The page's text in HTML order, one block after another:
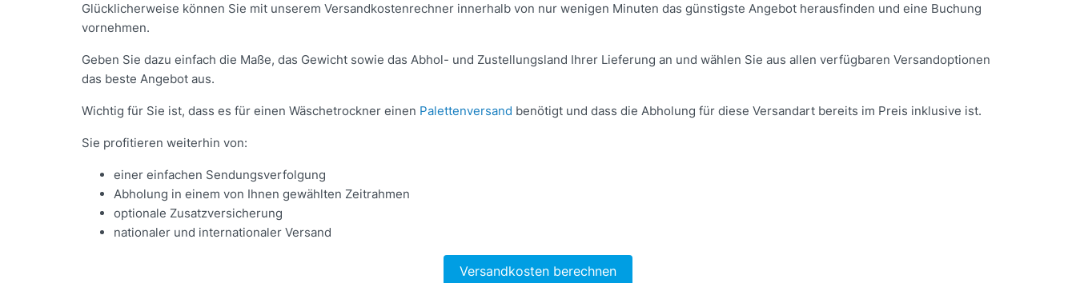
Glücklicherweise können Sie mit unserem Versandkostenrechner innerhalb von nur wenigen Minuten das günstigste Angebot herausfinden und eine Buchung
vornehmen.
Geben Sie dazu einfach die Maße, das Gewicht sowie das Abhol- und Zustellungsland Ihrer Lieferung an und wählen Sie aus allen verfügbaren Versandoptionen
das beste Angebot aus.
Wichtig für Sie ist, dass es für einen Wäschetrockner einen Palettenversand benötigt und dass die Abholung für diese Versandart bereits im Preis inklusive ist.
Sie profitieren weiterhin von:
einer einfachen Sendungsverfolgung
Abholung in einem von Ihnen gewählten Zeitrahmen
optionale Zusatzversicherung
nationaler und internationaler Versand
Versandkosten berechnen